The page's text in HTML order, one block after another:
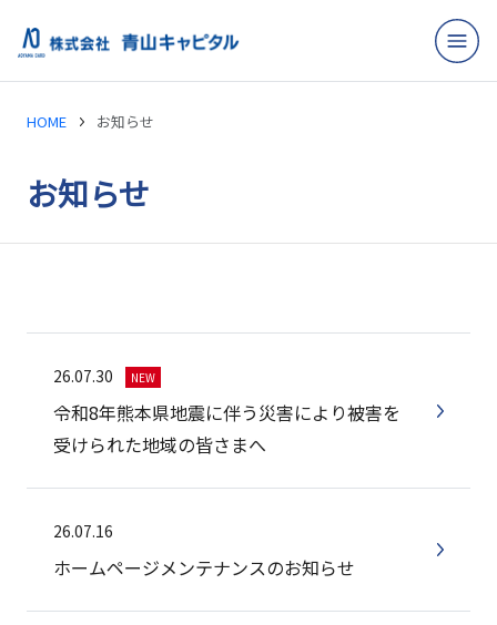
HOME お知らせ
お知らせ
26.07.30 NEW
令和8年熊本県地震に伴う災害により被害を
受けられた地域の皆さまへ
26.07.16
ホームページメンテナンスのお知らせ